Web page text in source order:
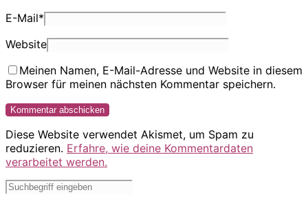
E-Mail*
Website
Meinen Namen, E-Mail-Adresse und Website in diesem
Browser für meinen nächsten Kommentar speichern.
Diese Website verwendet Akismet, um Spam zu
reduzieren. Erfahre, wie deine Kommentardaten
verarbeitet werden.